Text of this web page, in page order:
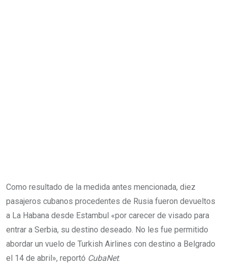
Como resultado de la medida antes mencionada, diez
pasajeros cubanos procedentes de Rusia fueron devueltos
a La Habana desde Estambul «por carecer de visado para
entrar a Serbia, su destino deseado. No les fue permitido
abordar un vuelo de Turkish Airlines con destino a Belgrado
el 14 de abril», reportó CubaNet.